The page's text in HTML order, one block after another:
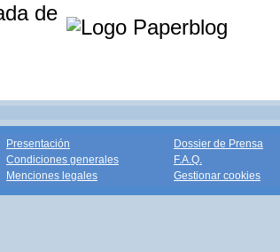
de
Presentación
Condiciones generales
Menciones legales
Dossier de Prensa
F.A.Q.
Gestionar cookies